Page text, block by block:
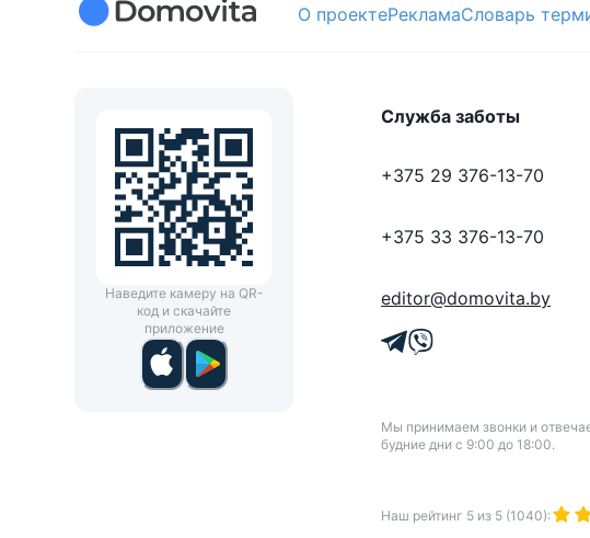
О проектеРекламаСловарь
Наведите камеру на QR-
код и скачайте
приложение
Служба заботы
+375 29 376-13-70
+375 33 376-13-70
editor@domovita.by
Мы принимаем звонки и
будние дни с 9:00 до 18:00.
Наш рейтинг 5 из 5 (1040):